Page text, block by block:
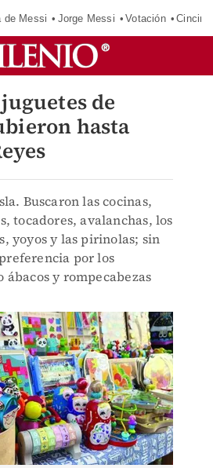
de Messi Jorge Messi Votación
de
hasta
Buscaron las cocinas,
tocadores, avalanchas, los
yoyos y las pirinolas; sin
por los
ábacos y rompecabezas